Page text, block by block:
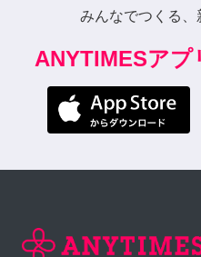
みんなでつくる、
ANYTIMESア